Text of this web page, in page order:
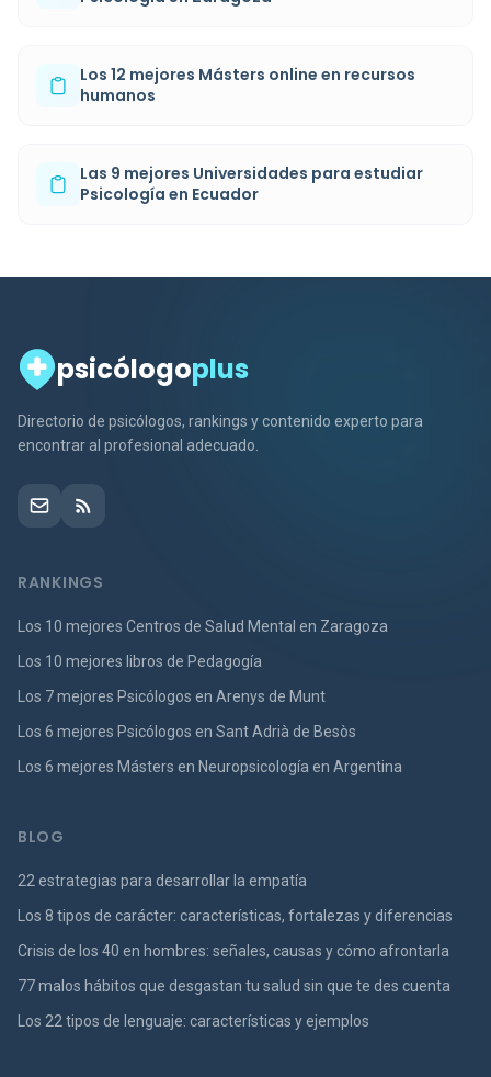
Los 12 mejores Másters online en recursos
humanos
Las 9 mejores Universidades para estudiar
Psicología en Ecuador
psicólogoplus
Directorio de psicólogos, rankings y contenido experto para
encontrar al profesional adecuado.
RANKINGS
Los 10 mejores Centros de Salud Mental en Zaragoza
Los 10 mejores libros de Pedagogía
Los 7 mejores Psicólogos en Arenys de Munt
Los 6 mejores Psicólogos en Sant Adrià de Besòs
Los 6 mejores Másters en Neuropsicología en Argentina
BLOG
22 estrategias para desarrollar la empatía
Los 8 tipos de carácter: características, fortalezas y diferencias
Crisis de los 40 en hombres: señales, causas y cómo afrontarla
77 malos hábitos que desgastan tu salud sin que te des cuenta
Los 22 tipos de lenguaje: características y ejemplos